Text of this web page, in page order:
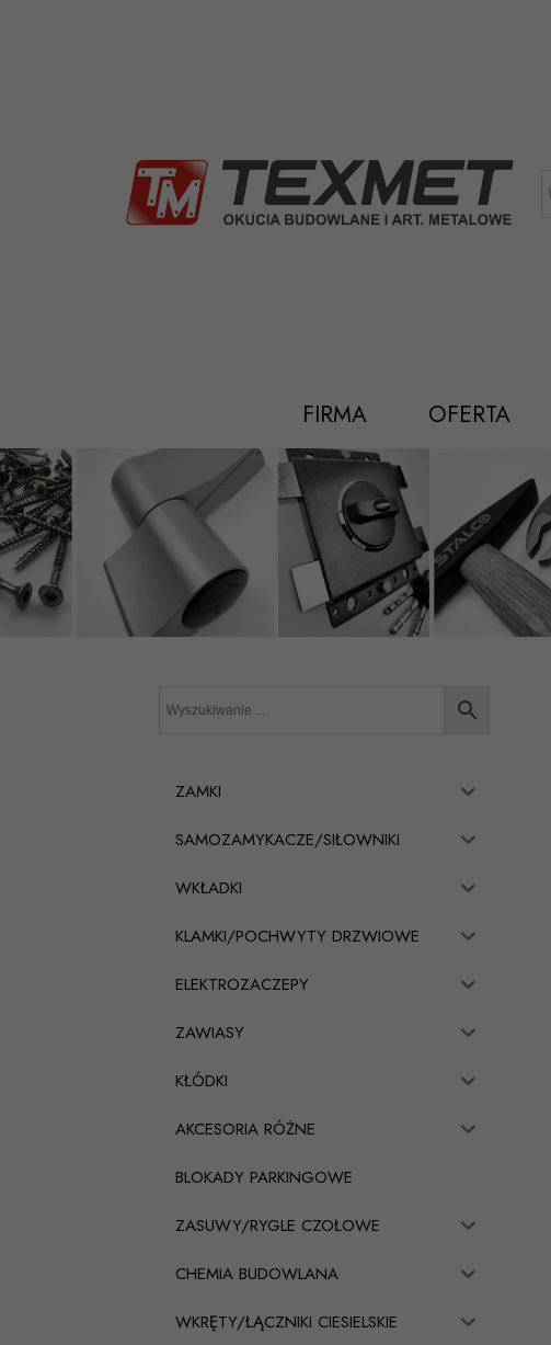
FIRMA OFERTA
ZAMKI
SAMOZAMYKACZE/SIŁOWNIKI
WKŁADKI
KLAMKI/POCHWYTY DRZWIOWE
ELEKTROZACZEPY
ZAWIASY
KŁÓDKI
AKCESORIA RÓŻNE
BLOKADY PARKINGOWE
ZASUWY/RYGLE CZOŁOWE
CHEMIA BUDOWLANA
WKRĘTY/ŁĄCZNIKI CIESIELSKIE